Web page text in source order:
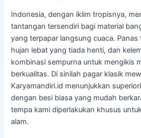
Indonesia, dengan iklim tropisnya,
tantangan tersendiri bagi material
yang terpapar langsung cuaca. Panas
hujan lebat yang tiada henti, dan
kombinasi sempurna untuk mengikis
berkualitas. Di sinilah pagar klasik
Karyamandiri.id menunjukkan
dengan besi biasa yang mudah
tempa kami diperlakukan khusus
alam.